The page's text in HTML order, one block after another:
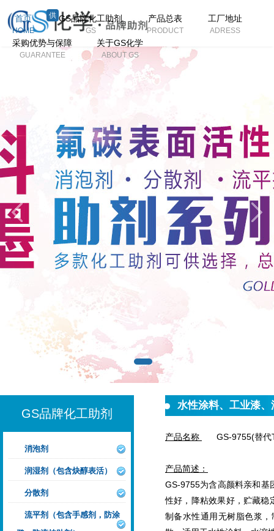
首页
HOME
供 GS品牌化工助剂
GS
产品总表
PRODUCT
工厂地址
ADRESS
采购优势与保障
GUARANTEE
关于GS化学
ABOUT GS
GS品牌化工助剂
消泡剂
润湿剂（包含炔醇表活）
分散剂
流平剂（包含手感剂，防涂
水性涂料、工业漆
产品名称 GS-9755(替代
产品简述：
GS-9755为含高颜料亲和基
性好，降粘效果好，贮藏稳
制备水性通用无树脂色浆